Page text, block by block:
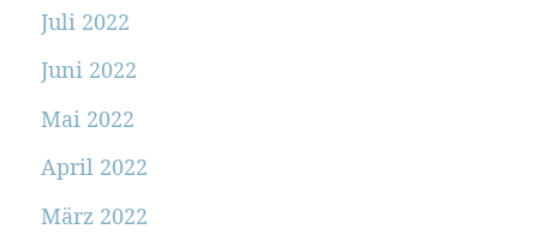
Juli 2022
Juni 2022
Mai 2022
April 2022
März 2022